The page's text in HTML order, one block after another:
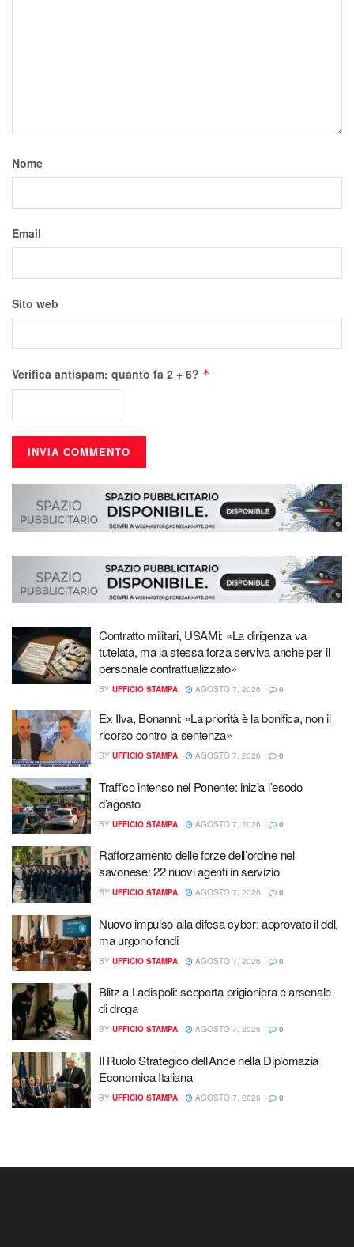
Nome
Email
Sito web
Verifica antispam: quanto fa 2 + 6? *
Contratto militari, USAMi: «La dirigenza va
tutelata, ma la stessa forza serviva anche per il
personale contrattualizzato»
BY UFFICIO STAMPA AGOSTO 7, 2026 0
Ex Ilva, Bonanni: «La priorità è la bonifica, non il
ricorso contro la sentenza»
BY UFFICIO STAMPA AGOSTO 7, 2026 0
Traffico intenso nel Ponente: inizia l’esodo
d’agosto
BY UFFICIO STAMPA AGOSTO 7, 2026 0
Rafforzamento delle forze dell’ordine nel
savonese: 22 nuovi agenti in servizio
BY UFFICIO STAMPA AGOSTO 7, 2026 0
Nuovo impulso alla difesa cyber: approvato il ddl,
ma urgono fondi
BY UFFICIO STAMPA AGOSTO 7, 2026 0
Blitz a Ladispoli: scoperta prigioniera e arsenale
di droga
BY UFFICIO STAMPA AGOSTO 7, 2026 0
Il Ruolo Strategico dell’Ance nella Diplomazia
Economica Italiana
BY UFFICIO STAMPA AGOSTO 7, 2026 0